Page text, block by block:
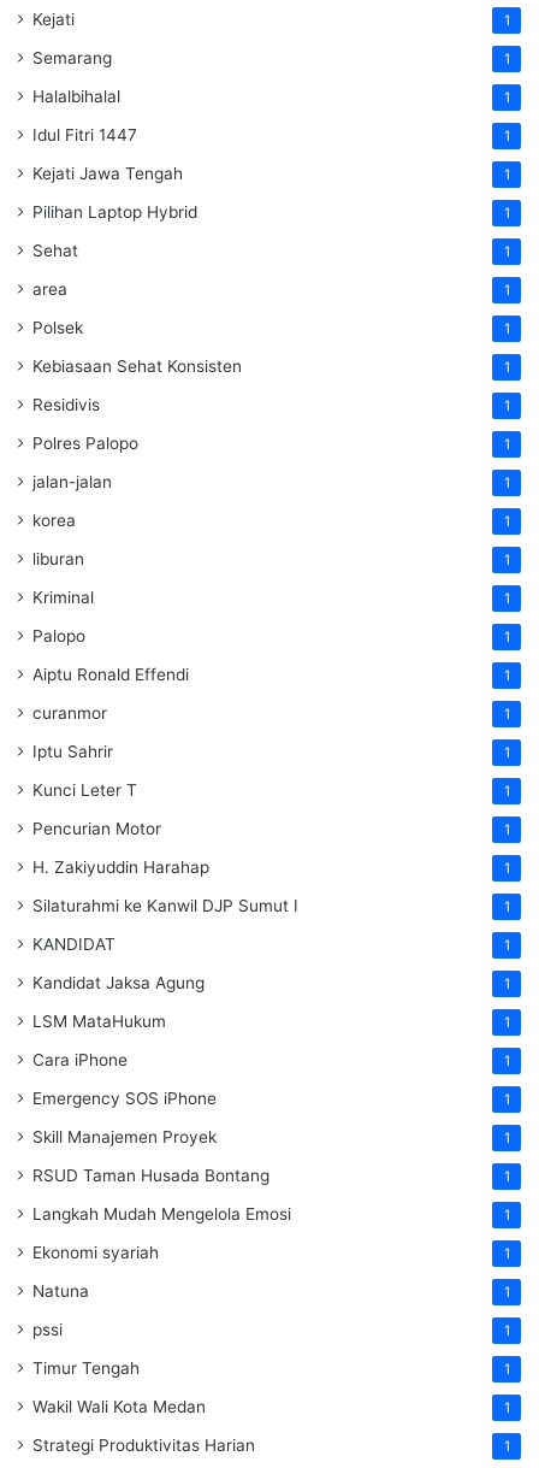
Kejati 1
Semarang 1
Halalbihalal 1
Idul Fitri 1447 1
Kejati Jawa Tengah 1
Pilihan Laptop Hybrid 1
Sehat 1
area 1
Polsek 1
Kebiasaan Sehat Konsisten 1
Residivis 1
Polres Palopo 1
jalan-jalan 1
korea 1
liburan 1
Kriminal 1
Palopo 1
Aiptu Ronald Effendi 1
curanmor 1
Iptu Sahrir 1
Kunci Leter T 1
Pencurian Motor 1
H. Zakiyuddin Harahap 1
Silaturahmi ke Kanwil DJP Sumut I 1
KANDIDAT 1
Kandidat Jaksa Agung 1
LSM MataHukum 1
Cara iPhone 1
Emergency SOS iPhone 1
Skill Manajemen Proyek 1
RSUD Taman Husada Bontang 1
Langkah Mudah Mengelola Emosi 1
Ekonomi syariah 1
Natuna 1
pssi 1
Timur Tengah 1
Wakil Wali Kota Medan 1
Strategi Produktivitas Harian 1